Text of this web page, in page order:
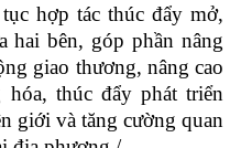
hợp tác thúc đẩy mở,
hai bên, góp phần nâng
giao thương, nâng cao
thúc đẩy phát triển
giới và tăng cường quan